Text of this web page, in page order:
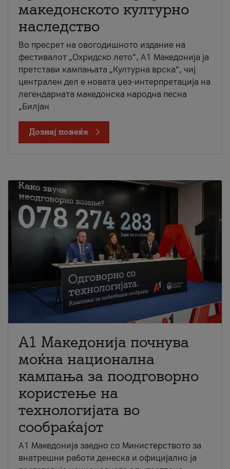
македонското културно
наследство
Во пресрет на овогодишното издание на
фестивалот „Охридско лето“, А1 Македонија ја
претстави кампањата „Културна врска“, чиј
централен дел е новата џез-интерпретација на
легендарната македонска народна песна
„Билјан
Дознај повеќе
A1 Македонија почнува
моќна национална
кампања за поодговорно
користење на
технологијата во
сообраќајот
A1 Македонија заедно со Министерството за
внатрешни работи денеска и официјално ја